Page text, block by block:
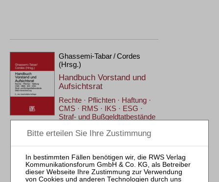
Ghassemi-Tabar / Cordes
(Hrsg.)
Handbuch Vorstand und
Aufsichtsrat
Rechte · Pflichten · Haftung ·
CMS · RMS · IKS · ESG ·
Straf- und Bußgeldtatbestände
RWS-Handbuch
2., neu bearb. Aufl. 2023
Gbd. 1672 Seiten
RWS Verlag, Köln
ISBN 978-3-8145-9046-2